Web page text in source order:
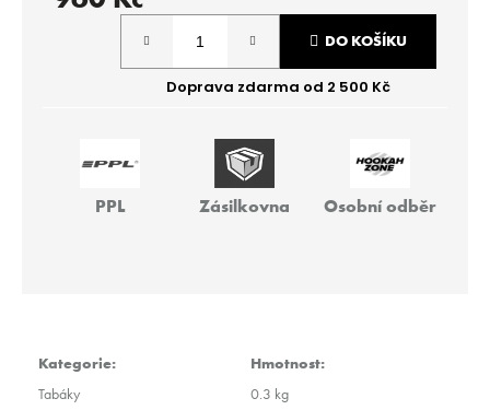
DO KOŠÍKU
PPL Zásilkovna Osobní odběr
Kategorie:
Tabáky
Hmotnost:
0.3 kg